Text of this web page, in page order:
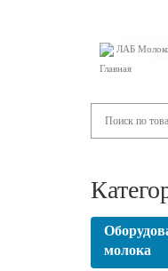
ЛАБ
молока